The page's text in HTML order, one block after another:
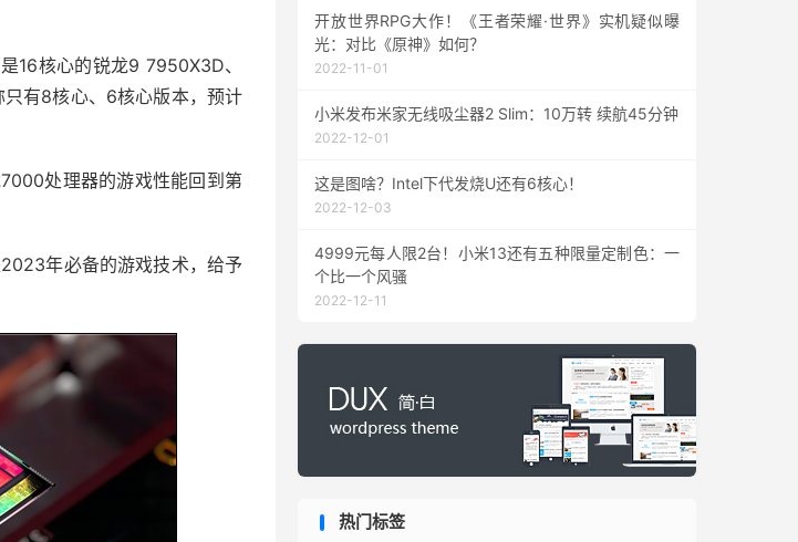
16核心的锐龙9 7950X3D、
有8核心、6核心版本，预计
处理器的游戏性能回到第
年必备的游戏技术，给予
开放世界RPG大作！《王者荣耀·世界》实机疑似曝
光：对比《原神》如何？
2022-11-01
小米发布米家无线吸尘器2 Slim：10万转 续航45分钟
2022-12-01
这是图啥？Intel下代发烧U还有6核心！
2022-12-03
4999元每人限2台！小米13还有五种限量定制色：一
个比一个风骚
2022-12-11
热门标签